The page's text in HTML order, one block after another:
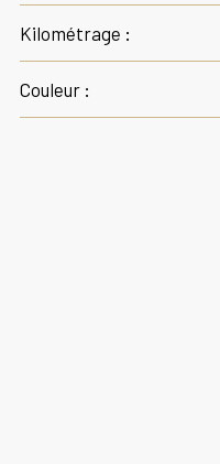
Kilométrage :
Couleur :